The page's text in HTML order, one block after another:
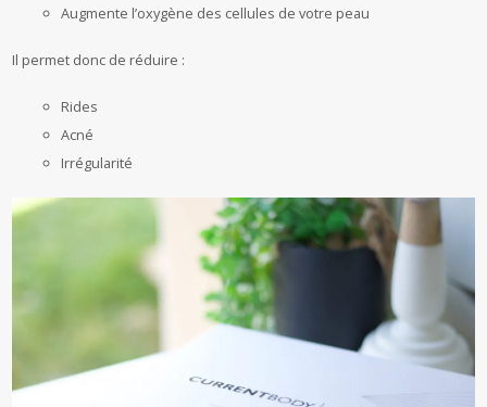
Augmente l’oxygène des cellules de votre peau
Il permet donc de réduire :
Rides
Acné
Irrégularité